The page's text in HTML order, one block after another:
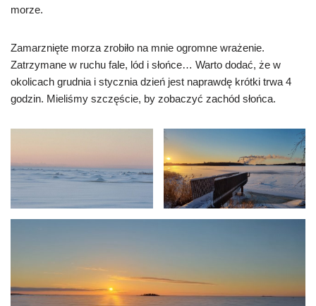
morze.
Zamarznięte morza zrobiło na mnie ogromne wrażenie.
Zatrzymane w ruchu fale, lód i słońce… Warto dodać, że w
okolicach grudnia i stycznia dzień jest naprawdę krótki trwa 4
godzin. Mieliśmy szczęście, by zobaczyć zachód słońca.